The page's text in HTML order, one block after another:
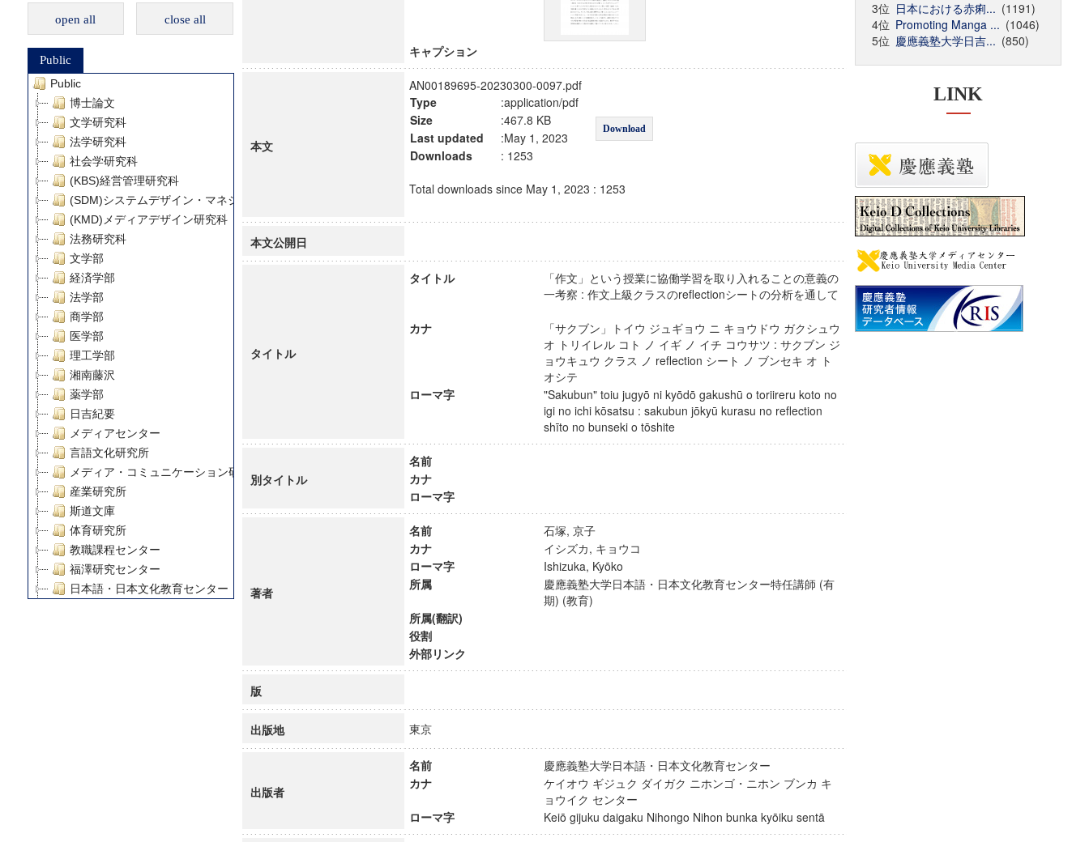
open all close all
Public
Public
博士論文
文学研究科
法学研究科
社会学研究科
(KBS)経営管理研究科
(SDM)システムデザイン・マネジメント研究科
(KMD)メディアデザイン研究科
法務研究科
文学部
経済学部
法学部
商学部
医学部
理工学部
湘南藤沢
薬学部
日吉紀要
メディアセンター
言語文化研究所
メディア・コミュニケーション研究所
産業研究所
斯道文庫
体育研究所
教職課程センター
福澤研究センター
日本語・日本文化教育センター
慶應義塾大学グローバルCOEプログラム論理と感性の先端的教育研究拠点
博士課程教育リーディングプログラム「超成熟社会発展のサイエンス」
キャプション
本文
AN00189695-20230300-0097.pdf
Type
:application/pdf
Download
Size
:467.8 KB
Last updated
:May 1, 2023
Downloads
: 1253
Total downloads since May 1, 2023 : 1253
本文公開日
タイトル
タイトル
「作文」という授業に協働学習を取り入れることの意義の
一考察 : 作文上級クラスのreflectionシートの分析を通して
カナ
「サクブン」トイウ ジュギョウ ニ キョウドウ ガクシュウ
オ トリイレル コト ノ イギ ノ イチ コウサツ : サクブン ジ
ョウキュウ クラス ノ reflection シート ノ ブンセキ オ ト
オシテ
ローマ字
"Sakubun" toiu jugyō ni kyōdō gakushū o toriireru koto no
igi no ichi kōsatsu : sakubun jōkyū kurasu no reflection
shīto no bunseki o tōshite
別タイトル
名前
カナ
ローマ字
著者
名前
石塚, 京子
カナ
イシズカ, キョウコ
ローマ字
Ishizuka, Kyōko
所属
慶應義塾大学日本語・日本文化教育センター特任講師 (有
期) (教育)
所属(翻訳)
役割
外部リンク
版
出版地 東京
出版者
名前
慶應義塾大学日本語・日本文化教育センター
カナ
ケイオウ ギジュク ダイガク ニホンゴ・ニホン ブンカ キ
ョウイク センター
ローマ字
Keiō gijuku daigaku Nihongo Nihon bunka kyōiku sentā
3位 日本における赤痢... (1191)
4位 Promoting Manga ... (1046)
5位 慶應義塾大学日吉... (850)
LINK